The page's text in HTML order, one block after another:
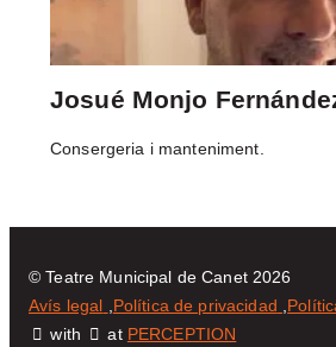
Josué Monjo
Consergeria i manteniment.
© Teatre Municipal de Canet 2026
Avís legal
Política de privacidad
with
at PERCEPTION